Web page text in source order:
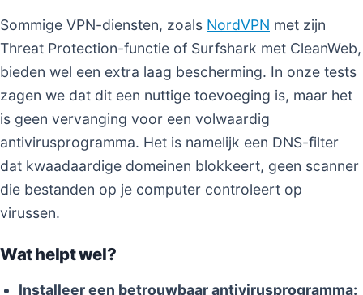
Sommige VPN-diensten, zoals NordVPN met zijn
Threat Protection-functie of Surfshark met CleanWeb,
bieden wel een extra laag bescherming. In onze tests
zagen we dat dit een nuttige toevoeging is, maar het
is geen vervanging voor een volwaardig
antivirusprogramma. Het is namelijk een DNS-filter
dat kwaadaardige domeinen blokkeert, geen scanner
die bestanden op je computer controleert op
virussen.
Wat helpt wel?
Installeer een betrouwbaar antivirusprogramma: